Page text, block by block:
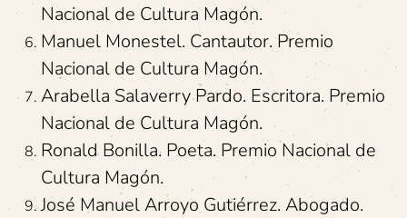
Nacional de Cultura Magón.
Manuel Monestel. Cantautor. Premio
Nacional de Cultura Magón.
Arabella Salaverry Pardo. Escritora. Premio
Nacional de Cultura Magón.
Ronald Bonilla. Poeta. Premio Nacional de
Cultura Magón.
José Manuel Arroyo Gutiérrez. Abogado.